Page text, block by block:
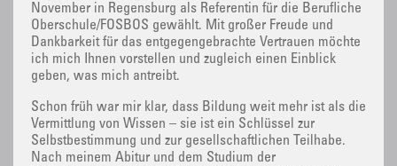
November in Regensburg als Referentin für die Berufliche
Oberschule/FOSBOS gewählt. Mit großer Freude und
Dankbarkeit für das entgegengebrachte Vertrauen möchte
ich mich Ihnen vorstellen und zugleich einen Einblick
geben, was mich antreibt.
Schon früh war mir klar, dass Bildung weit mehr ist als die
Vermittlung von Wissen – sie ist ein Schlüssel zur
Selbstbestimmung und zur gesellschaftlichen Teilhabe.
Nach meinem Abitur und dem Studium der